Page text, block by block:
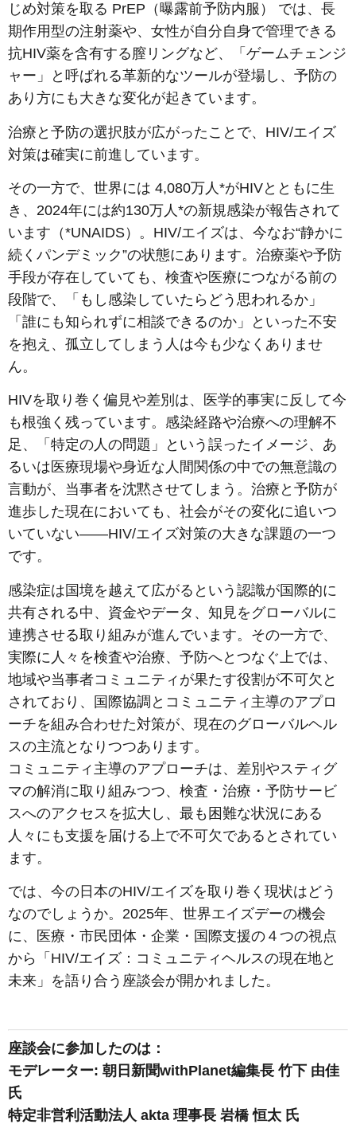
じめ対策を取る PrEP（曝露前予防内服） では、長
期作用型の注射薬や、女性が自分自身で管理できる
抗HIV薬を含有する膣リングなど、「ゲームチェンジ
ャー」と呼ばれる革新的なツールが登場し、予防の
あり方にも大きな変化が起きています。
治療と予防の選択肢が広がったことで、HIV/エイズ
対策は確実に前進しています。
その一方で、世界には 4,080万人*がHIVとともに生
き、2024年には約130万人*の新規感染が報告されて
います（*UNAIDS）。HIV/エイズは、今なお“静かに
続くパンデミック”の状態にあります。治療薬や予防
手段が存在していても、検査や医療につながる前の
段階で、「もし感染していたらどう思われるか」
「誰にも知られずに相談できるのか」といった不安
を抱え、孤立してしまう人は今も少なくありませ
ん。
HIVを取り巻く偏見や差別は、医学的事実に反して今
も根強く残っています。感染経路や治療への理解不
足、「特定の人の問題」という誤ったイメージ、あ
るいは医療現場や身近な人間関係の中での無意識の
言動が、当事者を沈黙させてしまう。治療と予防が
進歩した現在においても、社会がその変化に追いつ
いていない――HIV/エイズ対策の大きな課題の一つ
です。
感染症は国境を越えて広がるという認識が国際的に
共有される中、資金やデータ、知見をグローバルに
連携させる取り組みが進んでいます。その一方で、
実際に人々を検査や治療、予防へとつなぐ上では、
地域や当事者コミュニティが果たす役割が不可欠と
されており、国際協調とコミュニティ主導のアプロ
ーチを組み合わせた対策が、現在のグローバルヘル
スの主流となりつつあります。
コミュニティ主導のアプローチは、差別やスティグ
マの解消に取り組みつつ、検査・治療・予防サービ
スへのアクセスを拡大し、最も困難な状況にある
人々にも支援を届ける上で不可欠であるとされてい
ます。
では、今の日本のHIV/エイズを取り巻く現状はどう
なのでしょうか。2025年、世界エイズデーの機会
に、医療・市民団体・企業・国際支援の４つの視点
から「HIV/エイズ：コミュニティヘルスの現在地と
未来」を語り合う座談会が開かれました。
座談会に参加したのは：
モデレーター: 朝日新聞withPlanet編集長 竹下 由佳
氏
特定非営利活動法人 akta 理事長 岩橋 恒太 氏